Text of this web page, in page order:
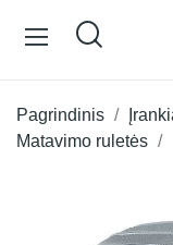
Pagrindinis
Matavimo ruletės